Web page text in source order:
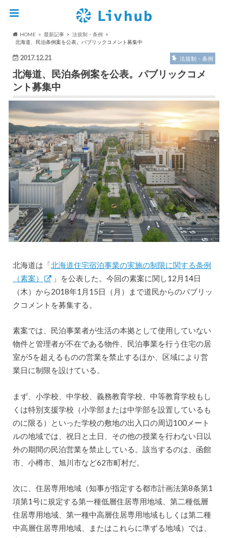
HOME 最新記事
法規制・条例
北海道、民泊条例案を公表。パブリックコメント募集中
2017.12.21 法規制・条例
北海道、民泊条例案を公表。パブリックコメ
ント募集中
北海道は「北海道住宅宿泊事業の実施の制限に関する条例
（素案）
」を公表した。今回の素案に関し12月14日
（木）から2018年1月15日（月）まで道民からのパブリッ
クコメントを募集する。
素案では、民泊事業者が生活の本拠として使用していない
物件と管理者が不在である物件、民泊事業を行う住宅の居
室が5を超えるものの営業を禁止するほか、区域により営
業日に制限を設けている。
まず、小学校、中学校、義務教育学校、中等教育学校もし
くは特別支援学校（小学部または中学部を設置しているも
のに限る）といった学校の敷地の出入口の周辺100メート
ルの地域では、祝日と土日、その他の授業を行わない日以
外の期間の民泊営業を禁止している。該当するのは、函館
市、小樽市、旭川市など62市町村だ。
次に、住居専用地域（知事が指定する都市計画法第8条第1
項第1号に規定する第一種低層住居専用地域、第二種低層
住居専用地域、第一種中高層住居専用地域もしくは第二種
中高層住居専用地域、またはこれらに準ずる地域）では、